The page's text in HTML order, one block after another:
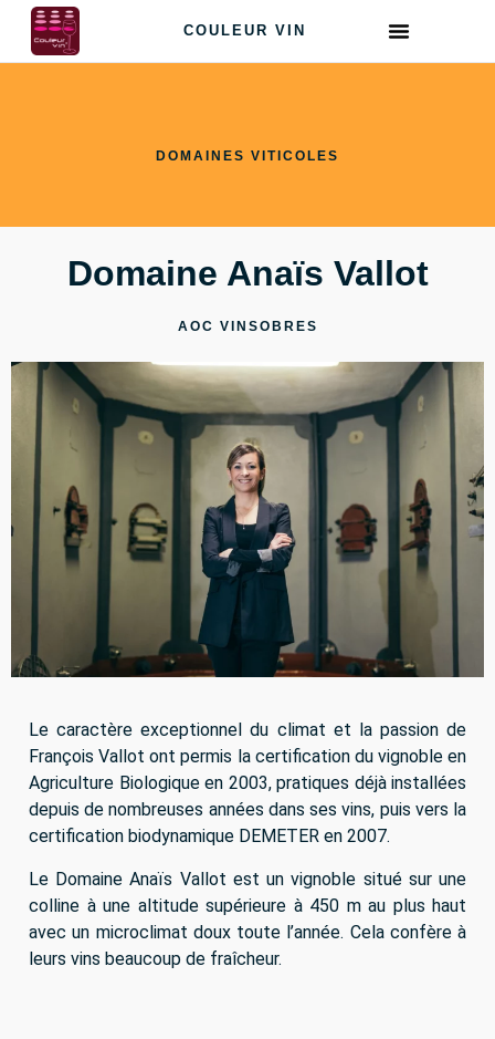
COULEUR VIN
DOMAINES VITICOLES
Domaine Anaïs Vallot
AOC VINSOBRES
Le caractère exceptionnel du climat et la passion de
François Vallot ont permis la certification du vignoble en
Agriculture Biologique en 2003, pratiques déjà installées
depuis de nombreuses années dans ses vins, puis vers la
certification biodynamique DEMETER en 2007.
Le Domaine Anaïs Vallot est un vignoble situé sur une
colline à une altitude supérieure à 450 m au plus haut
avec un microclimat doux toute l’année. Cela confère à
leurs vins beaucoup de fraîcheur.